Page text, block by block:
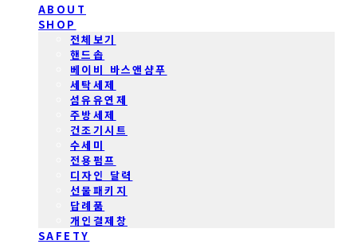
ABOUT
SHOP
전체보기
핸드솝
베이비 바스앤샴푸
세탁세제
섬유유연제
주방세제
건조기시트
수세미
전용펌프
디자인 달력
선물패키지
답례품
개인결제창
SAFETY